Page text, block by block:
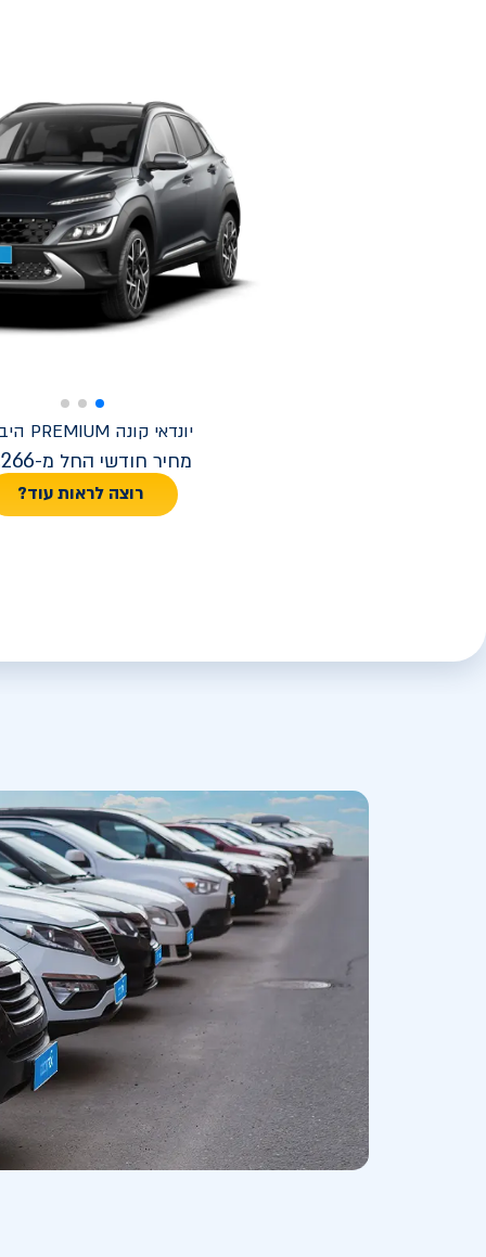
יונדאי קונה PREMIUM היברידי
מחיר חודשי החל מ-
רוצה לראות עוד?